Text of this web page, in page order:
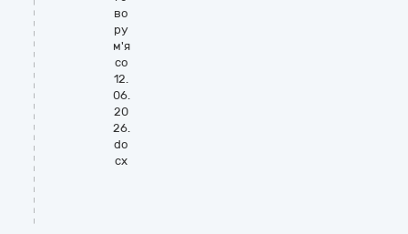
во
ру
м'я
со
12.
06.
20
26.
do
cx